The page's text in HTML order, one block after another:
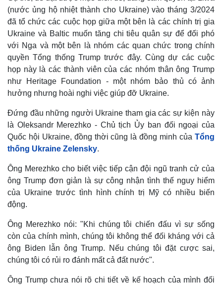
(nước ủng hộ nhiệt thành cho Ukraine) vào tháng 3/2024
đã tổ chức các cuộc họp giữa một bên là các chính trị gia
Ukraine và Baltic muốn tăng chi tiêu quân sự để đối phó
với Nga và một bên là nhóm các quan chức trong chính
quyền Tổng thống Trump trước đây. Cùng dự các cuộc
họp này là các thành viên của các nhóm thân ông Trump
như Heritage Foundation - một nhóm bảo thủ có ảnh
hưởng nhưng hoài nghi việc giúp đỡ Ukraine.
Đứng đầu những người Ukraine tham gia các sự kiện này
là Oleksandr Merezhko - Chủ tịch Ủy ban đối ngoại của
Quốc hội Ukraine, đồng thời cũng là đồng minh của Tổng
thống Ukraine Zelensky.
Ông Merezhko cho biết việc tiếp cận đội ngũ tranh cử của
ông Trump đơn giản là sự công nhận tình thế nguy hiểm
của Ukraine trước tình hình chính trị Mỹ có nhiều biến
động.
Ông Merezhko nói: "Khi chúng tôi chiến đấu vì sự sống
còn của chính mình, chúng tôi không thể đối kháng với cả
ông Biden lẫn ông Trump. Nếu chúng tôi đặt cược sai,
chúng tôi có rủi ro đánh mất cả đất nước".
Ông Trump chưa nói rõ chi tiết về kế hoạch của mình đối